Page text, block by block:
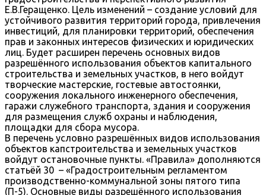
Е.В.Геращенко. Цель изменений – создание условий для
устойчивого развития территорий города, привлечения
инвестиций, для планировки территорий, обеспечения
прав и законных интересов физических и юридических
лиц. Будет расширен перечень основных видов
разрешённого использования объектов капитального
строительства и земельных участков, в него войдут
творческие мастерские, гостевые автостоянки,
сооружения локального инженерного обеспечения,
гаражи служебного транспорта, здания и сооружения
для размещения служб охраны и наблюдения,
площадки для сбора мусора.
В перечень условно разрешённых видов использования
объектов капстроительства и земельных участков
войдут остановочные пункты. «Правила» дополняются
статьёй 30 – «Градостроительным регламентом
производственно-коммунальной зоны пятого типа
(П-5). Основные виды разрешённого использования